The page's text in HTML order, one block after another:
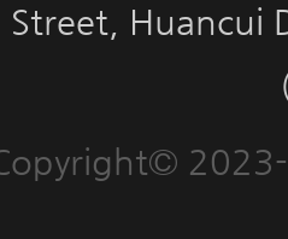
Huancui